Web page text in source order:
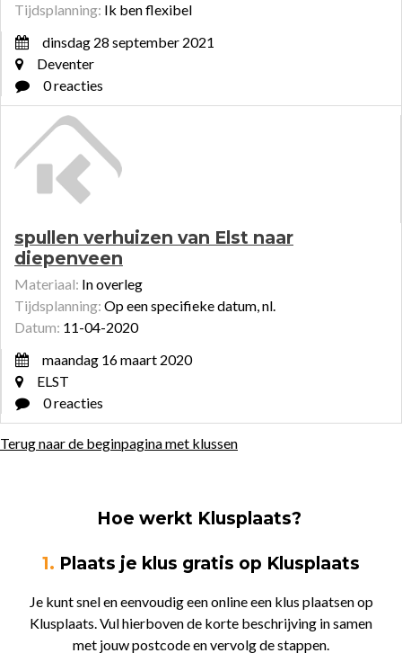
Tijdsplanning: Ik ben flexibel
dinsdag 28 september 2021
Deventer
0 reacties
spullen verhuizen van Elst naar
diepenveen
Materiaal: In overleg
Tijdsplanning: Op een specifieke datum, nl.
Datum: 11-04-2020
maandag 16 maart 2020
ELST
0 reacties
Terug naar de beginpagina met klussen
Hoe werkt Klusplaats?
1. Plaats je klus gratis op Klusplaats
Je kunt snel en eenvoudig een online een klus plaatsen op
Klusplaats. Vul hierboven de korte beschrijving in samen
met jouw postcode en vervolg de stappen.